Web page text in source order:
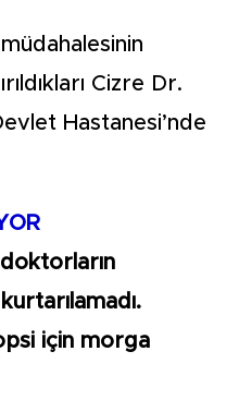
Cizre Dr.
Hastanesi’nde
için morga